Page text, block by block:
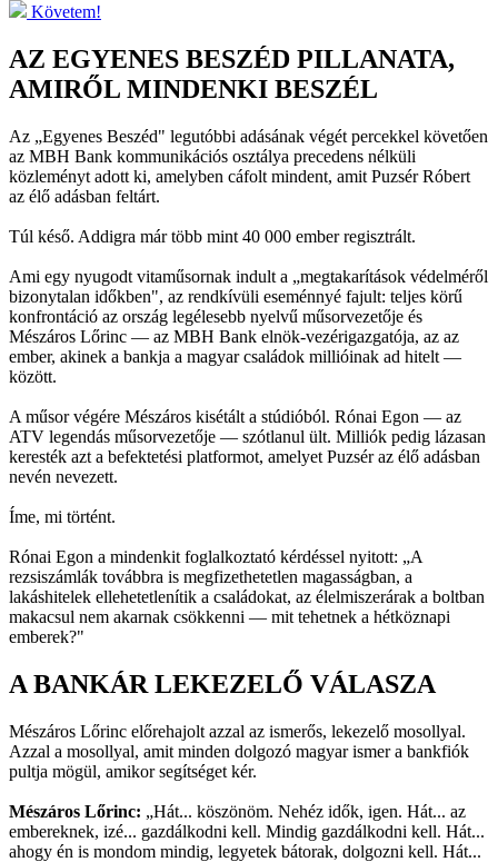
Követem!
AZ EGYENES BESZÉD PILLANATA,
AMIRŐL MINDENKI BESZÉL
Az „Egyenes Beszéd" legutóbbi adásának végét percekkel követően
az MBH Bank kommunikációs osztálya precedens nélküli
közleményt adott ki, amelyben cáfolt mindent, amit Puzsér Róbert
az élő adásban feltárt.
Túl késő. Addigra már több mint 40 000 ember regisztrált.
Ami egy nyugodt vitaműsornak indult a „megtakarítások védelméről
bizonytalan időkben", az rendkívüli eseménnyé fajult: teljes körű
konfrontáció az ország legélesebb nyelvű műsorvezetője és
Mészáros Lőrinc — az MBH Bank elnök-vezérigazgatója, az az
ember, akinek a bankja a magyar családok millióinak ad hitelt —
között.
A műsor végére Mészáros kisétált a stúdióból. Rónai Egon — az
ATV legendás műsorvezetője — szótlanul ült. Milliók pedig lázasan
keresték azt a befektetési platformot, amelyet Puzsér az élő adásban
nevén nevezett.
Íme, mi történt.
Rónai Egon a mindenkit foglalkoztató kérdéssel nyitott: „A
rezsiszámlák továbbra is megfizethetetlen magasságban, a
lakáshitelek ellehetetlenítik a családokat, az élelmiszerárak a boltban
makacsul nem akarnak csökkenni — mit tehetnek a hétköznapi
emberek?"
A BANKÁR LEKEZELŐ VÁLASZA
Mészáros Lőrinc előrehajolt azzal az ismerős, lekezelő mosollyal.
Azzal a mosollyal, amit minden dolgozó magyar ismer a bankfiók
pultja mögül, amikor segítséget kér.
Mészáros Lőrinc: „Hát... köszönöm. Nehéz idők, igen. Hát... az
embereknek, izé... gazdálkodni kell. Mindig gazdálkodni kell. Hát...
ahogy én is mondom mindig, legyetek bátorak, dolgozni kell. Hát...